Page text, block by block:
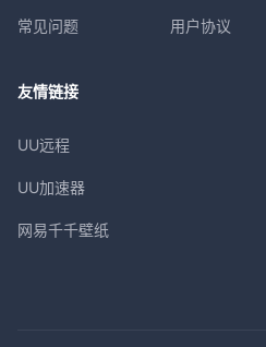
常见问题 用户协议
友情链接
UU远程
UU加速器
网易千千壁纸